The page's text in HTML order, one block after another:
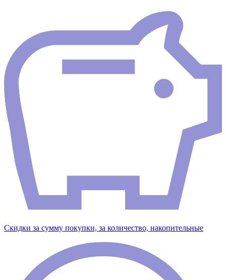
Скидки за сумму покупки, за количество, накопительные